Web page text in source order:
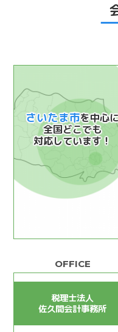
さいたま市を中心
全国どこでも
対応しています！
税理士法人
佐久間会計事務所